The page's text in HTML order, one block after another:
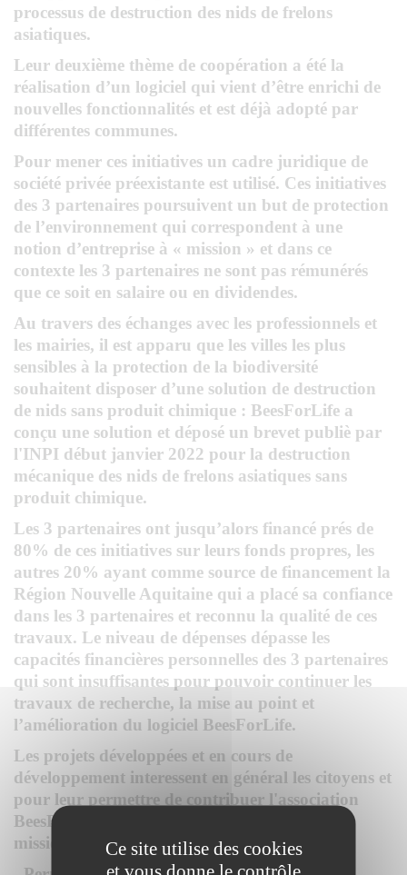
Ce site utilise des cookies
processus de destruction des nids de frelons
asiatiques.
Leur deuxième thème de coopération a été la
réalisation d’un logiciel qui vient d’être enrichi de
nouvelles fonctionnalités et est déjà adopté par
différentes communes.
Pour mener ces initiatives un cadre juridique de
société privée préexistante est utilisé. Ces initiatives
des 3 partenaires poursuivent un but de protection
de l’environnement qui correspondent à une
notion d’entreprise à « mission » et dans ce
contexte les 3 partenaires ne sont pas rémunérés
que ce soit en salaire ou en dividendes.
Au travers des échanges avec les professionnels et
les mairies, il est apparu que les villes les plus
sensibles à la protection de la biodiversité
souhaitent disposer d’une solution de destruction
de nids sans produit chimique : BeesForLife a
conçu une solution et déposé un brevet publiè par
l'INPI début janvier 2022 pour la destruction
mécanique des nids de frelons asiatiques sans
produit chimique.
Les 3 partenaires ont jusqu’alors financé prés de
80% de ces initiatives sur leurs fonds propres, les
autres 20% ayant comme source de financement la
Région Nouvelle Aquitaine qui a placé sa confiance
dans les 3 partenaires et reconnu la qualité de ces
travaux. Le niveau de dépenses dépasse les
capacités financières personnelles des 3 partenaires
qui sont insuffisantes pour pouvoir continuer les
travaux de recherche, la mise au point et
l’amélioration du logiciel BeesForLife.
Les projets développées et en cours de
développement interessent en général les citoyens et
pour leur permettre de contribuer l'association
BeesForLifeAsso est créée avec entre autres la
mission suivante: